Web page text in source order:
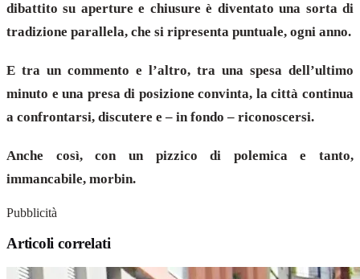
dibattito su aperture e chiusure è diventato una sorta di
tradizione parallela, che si ripresenta puntuale, ogni anno.
E tra un commento e l’altro, tra una spesa dell’ultimo
minuto e una presa di posizione convinta, la città continua
a confrontarsi, discutere e – in fondo – riconoscersi.
Anche così, con un pizzico di polemica e tanto,
immancabile, morbin.
Pubblicità
Articoli correlati